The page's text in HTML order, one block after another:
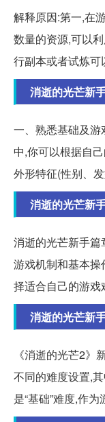
解释原因:第一,在
数量的资源,可以
行副本或者试炼可
消逝的光芒新
一、熟悉基础及游
中,你可以根据自
外形特征(性别、
消逝的光芒新
消逝的光芒新手
游戏机制和基本
择适合自己的游戏
消逝的光芒新
《消逝的光芒2》
不同的难度设置,
是“基础”难度,作为